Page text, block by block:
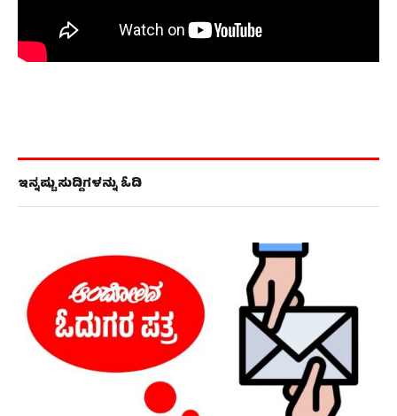
ಇನ್ನಷ್ಟು ಸುದ್ದಿಗಳನ್ನು ಓದಿ